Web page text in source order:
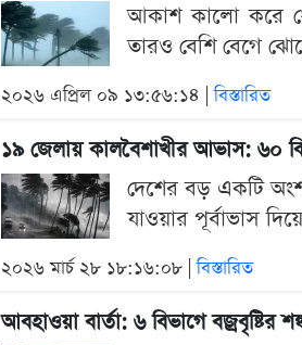
আকাশ কালো করে
তারও বেশি বেগে
২০২৬ এপ্রিল ০৯ ১৩:৫৬:১৪ |বিস্তারিত
১৯ জেলায় কালবৈশাখীর আভাস: ৬০
দেশের বড় একটি
যাওয়ার পূর্বাভাস
২০২৬ মার্চ ২৮ ১৮:১৬:০৮ |বিস্তারিত
আবহাওয়া বার্তা: ৬ বিভাগে বজ্রবৃষ্টির